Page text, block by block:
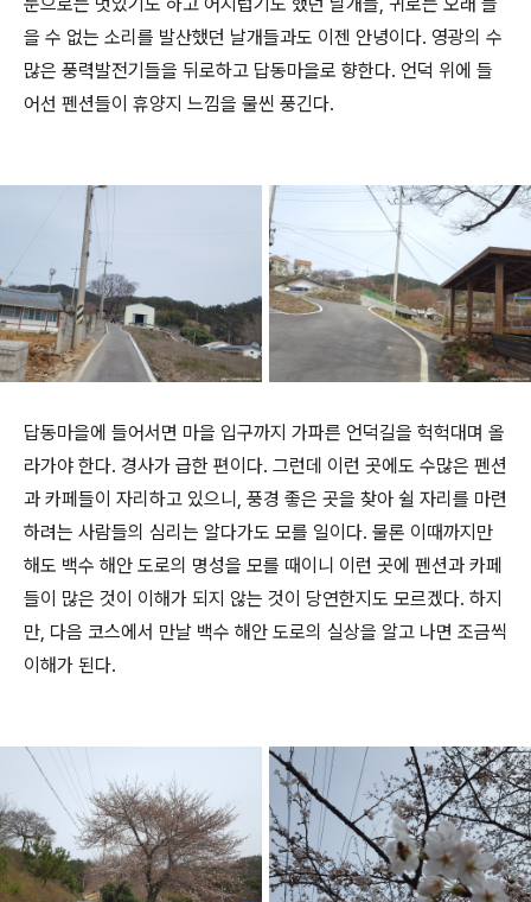
을 수 없는 소리를 발산했던 날개들과도 이젠 안녕이다. 영광의 수
많은 풍력발전기들을 뒤로하고 답동마을로 향한다. 언덕 위에 들
어선 펜션들이 휴양지 느낌을 물씬 풍긴다.
답동마을에 들어서면 마을 입구까지 가파른 언덕길을 헉헉대며 올
라가야 한다. 경사가 급한 편이다. 그런데 이런 곳에도 수많은 펜션
과 카페들이 자리하고 있으니, 풍경 좋은 곳을 찾아 쉴 자리를 마련
하려는 사람들의 심리는 알다가도 모를 일이다. 물론 이때까지만
해도 백수 해안 도로의 명성을 모를 때이니 이런 곳에 펜션과 카페
들이 많은 것이 이해가 되지 않는 것이 당연한지도 모르겠다. 하지
만, 다음 코스에서 만날 백수 해안 도로의 실상을 알고 나면 조금씩
이해가 된다.